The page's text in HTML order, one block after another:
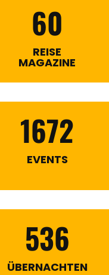
60
REISE
MAGAZINE
1672
EVENTS
536
ÜBERNACHTEN